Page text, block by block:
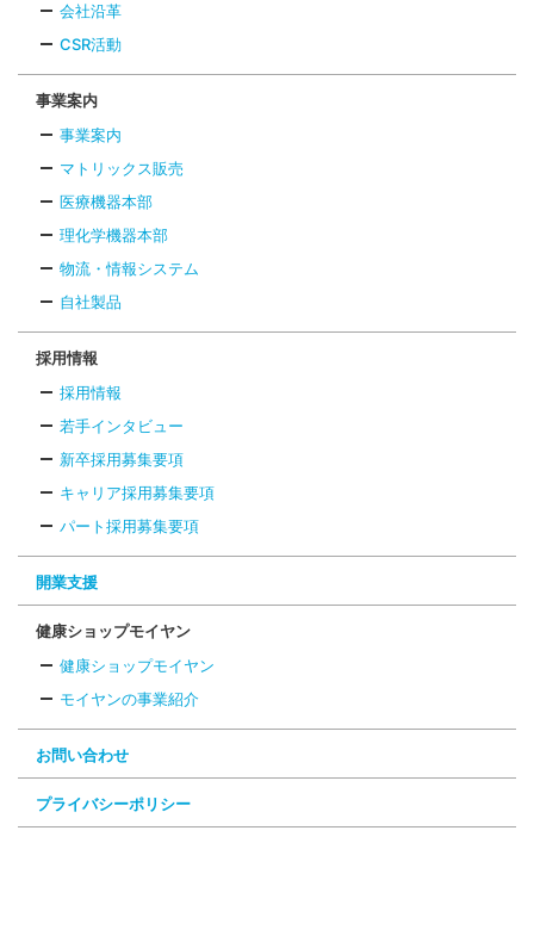
会社沿革
CSR活動
事業案内
事業案内
マトリックス販売
医療機器本部
理化学機器本部
物流・情報システム
自社製品
採用情報
採用情報
若手インタビュー
新卒採用募集要項
キャリア採用募集要項
パート採用募集要項
開業支援
健康ショップモイヤン
健康ショップモイヤン
モイヤンの事業紹介
お問い合わせ
プライバシーポリシー